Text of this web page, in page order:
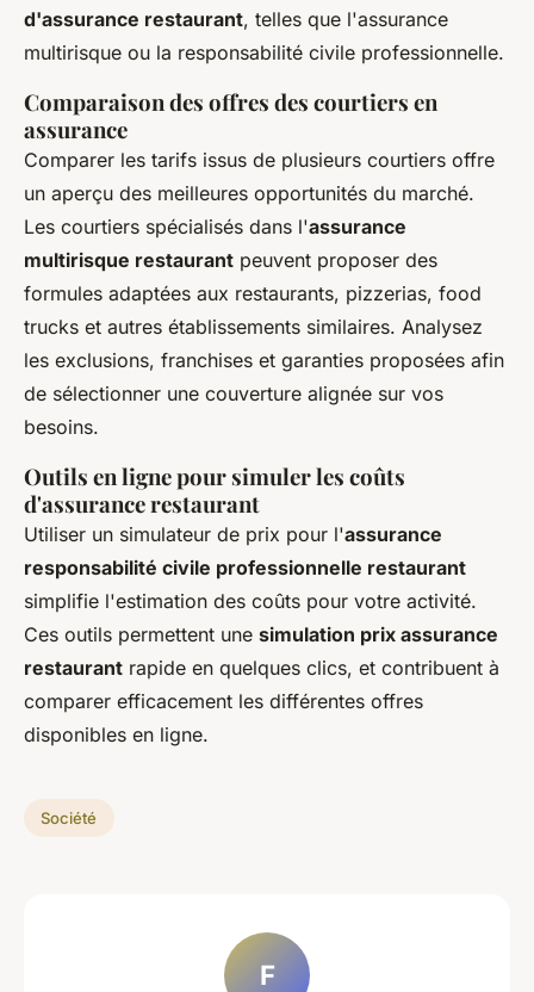
d'assurance restaurant, telles que l'assurance
multirisque ou la responsabilité civile professionnelle.
Comparaison des offres des courtiers en
assurance
Comparer les tarifs issus de plusieurs courtiers offre
un aperçu des meilleures opportunités du marché.
Les courtiers spécialisés dans l'assurance
multirisque restaurant peuvent proposer des
formules adaptées aux restaurants, pizzerias, food
trucks et autres établissements similaires. Analysez
les exclusions, franchises et garanties proposées afin
de sélectionner une couverture alignée sur vos
besoins.
Outils en ligne pour simuler les coûts
d'assurance restaurant
Utiliser un simulateur de prix pour l'assurance
responsabilité civile professionnelle restaurant
simplifie l'estimation des coûts pour votre activité.
Ces outils permettent une simulation prix assurance
restaurant rapide en quelques clics, et contribuent à
comparer efficacement les différentes offres
disponibles en ligne.
Société
F